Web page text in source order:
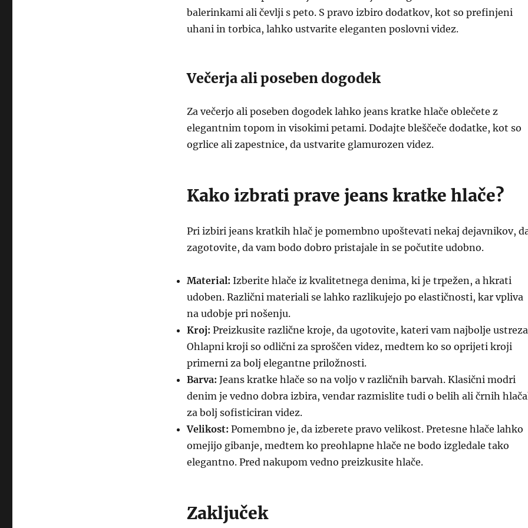
balerinkami ali čevlji s peto. S pravo izbiro dodatkov, kot so prefinjeni
uhani in torbica, lahko ustvarite eleganten poslovni videz.
Večerja ali poseben dogodek
Za večerjo ali poseben dogodek lahko jeans kratke hlače oblečete z
elegantnim topom in visokimi petami. Dodajte bleščeče dodatke, kot so
ogrlice ali zapestnice, da ustvarite glamurozen videz.
Kako izbrati prave jeans kratke hlače?
Pri izbiri jeans kratkih hlač je pomembno upoštevati nekaj dejavnikov,
zagotovite, da vam bodo dobro pristajale in se počutite udobno.
Material: Izberite hlače iz kvalitetnega denima, ki je trpežen, a hkrati
udoben. Različni materiali se lahko razlikujejo po elastičnosti, kar vpliva
na udobje pri nošenju.
Kroj: Preizkusite različne kroje, da ugotovite, kateri vam najbolje
Ohlapni kroji so odlični za sproščen videz, medtem ko so oprijeti kroji
primerni za bolj elegantne priložnosti.
Barva: Jeans kratke hlače so na voljo v različnih barvah. Klasični modri
denim je vedno dobra izbira, vendar razmislite tudi o belih ali črnih
za bolj sofisticiran videz.
Velikost: Pomembno je, da izberete pravo velikost. Pretesne hlače lahko
omejijo gibanje, medtem ko preohlapne hlače ne bodo izgledale tako
elegantno. Pred nakupom vedno preizkusite hlače.
Zaključek